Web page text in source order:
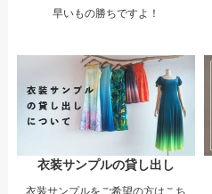
早いもの勝ちですよ！
衣装サンプルの貸し出し
衣装サンプルをご希望の方はこち